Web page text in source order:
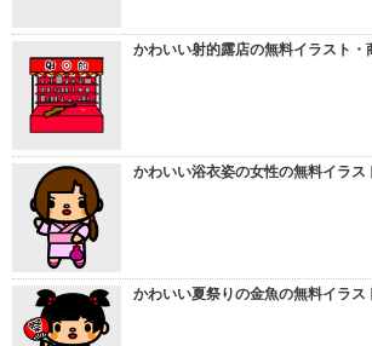
かわいい射的露店の無料イラスト・
かわいい浴衣姿の女性の無料イラス
かわいい夏祭りの金魚の無料イラス